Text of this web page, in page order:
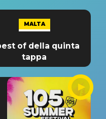
MALTA
of della quinta
tappa